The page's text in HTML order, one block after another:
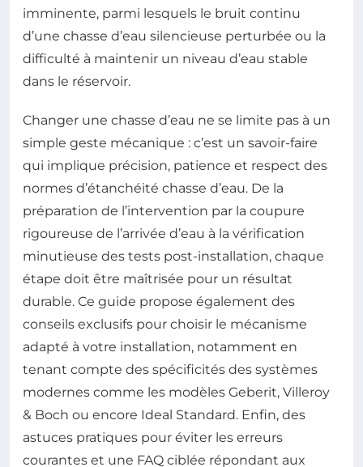
imminente, parmi lesquels le bruit continu
d’une chasse d’eau silencieuse perturbée ou la
difficulté à maintenir un niveau d’eau stable
dans le réservoir.
Changer une chasse d’eau ne se limite pas à un
simple geste mécanique : c’est un savoir-faire
qui implique précision, patience et respect des
normes d’étanchéité chasse d’eau. De la
préparation de l’intervention par la coupure
rigoureuse de l’arrivée d’eau à la vérification
minutieuse des tests post-installation, chaque
étape doit être maîtrisée pour un résultat
durable. Ce guide propose également des
conseils exclusifs pour choisir le mécanisme
adapté à votre installation, notamment en
tenant compte des spécificités des systèmes
modernes comme les modèles Geberit, Villeroy
& Boch ou encore Ideal Standard. Enfin, des
astuces pratiques pour éviter les erreurs
courantes et une FAQ ciblée répondant aux